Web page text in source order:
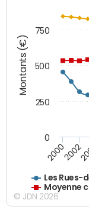
Montants (€)
Les Rues-
Moyenne
20002002
0
250
500
750
© JDN 2026